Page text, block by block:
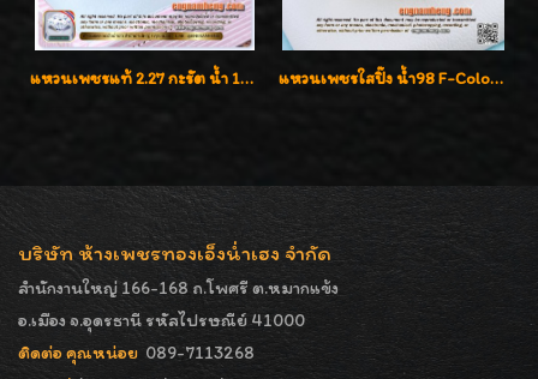
แหวนเพชรแท้ 2.27 กะรัต น้ำ 100% เบลเยี่ยมคัท ลวดลายดอกกุหลาบหรู แหวนเพชรใสปิ๊ง น้ำ98 F-Color/VVS1 น้ำหนักเพชรรวม 2.56 กะรัต ใส่เต็มนิ้วเพชรเป็นน้ำเป็นเนื้อสวยมากๆค่ะ
บริษัท ห้างเพชรทองเอ็งน่ำเฮง จำกัด
สำนักงานใหญ่ 166-168 ถ.โพศรี ต.หมากแข้ง
อ.เมือง จ.อุดรธานี รหัสไปรษณีย์ 41000
ติดต่อ คุณหน่อย 089-7113268